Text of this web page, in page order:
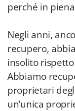
perché in
Negli anni,
recupero,
insolito
Abbiamo
proprietari
un’unica